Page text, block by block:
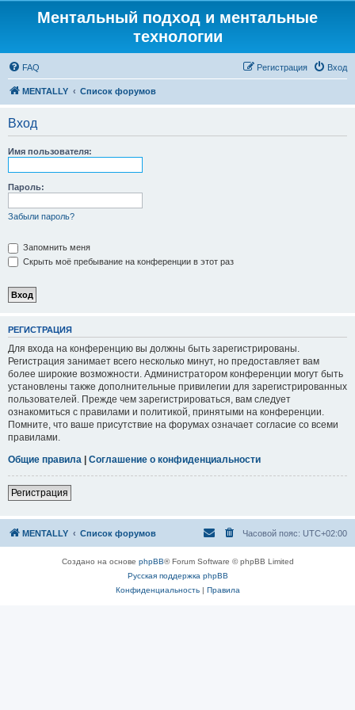
Ментальный подход и ментальные
технологии
FAQ Вход
Регистрация
MENTALLY Список форумов
Вход
Имя пользователя:
Пароль:
Забыли пароль?
Запомнить меня
Скрыть моё пребывание на конференции в этот раз
РЕГИСТРАЦИЯ
Для входа на конференцию вы должны быть зарегистрированы.
Регистрация занимает всего несколько минут, но предоставляет вам
более широкие возможности. Администратором конференции могут быть
установлены также дополнительные привилегии для зарегистрированных
пользователей. Прежде чем зарегистрироваться, вам следует
ознакомиться с правилами и политикой, принятыми на конференции.
Помните, что ваше присутствие на форумах означает согласие со всеми
правилами.
Общие правила | Соглашение о конфиденциальности
Регистрация
MENTALLY Список форумов Часовой пояс: UTC+02:00
Создано на основе phpBB® Forum Software © phpBB Limited
Русская поддержка phpBB
Конфиденциальность| Правила